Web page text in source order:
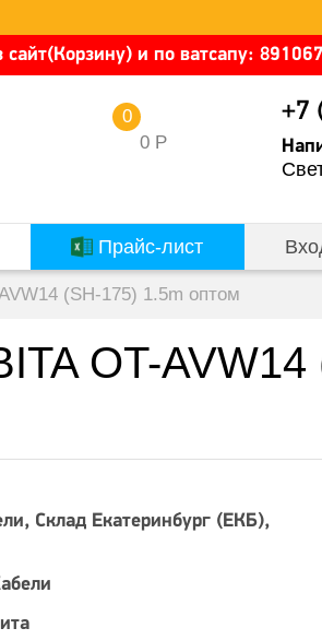
и по ватсапу:
0 Р
0 +7
Прайс-лист
(SH-175) 1.5m оптом
OT-AVW14
Склад Екатеринбург (ЕКБ)